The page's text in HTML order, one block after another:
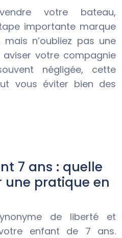
votre bateau,
importante marque
n’oubliez pas une
votre compagnie
négligée, cette
vous éviter bien des
7 ans : quelle
une pratique en
de liberté et
enfant de 7 ans.